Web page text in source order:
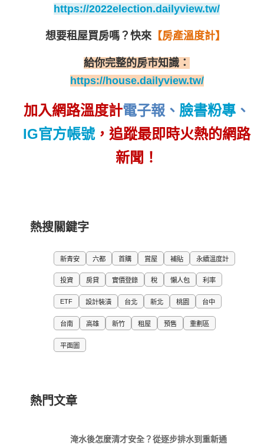
https://2022election.dailyview.tw/
想要租屋買房嗎？ 快來【房產溫度計】
給你完整的房市知識：
https://house.dailyview.tw/
加入網路溫度計電子報 、 臉書粉專 、
IG官方帳號，追蹤最即時火熱的網路
新聞！
熱搜關鍵字
新青安 六都 首購 賞屋 補貼 永續溫度計
投資 房貸 實價登錄 稅 懶人包 利率
ETF 設計裝潢 台北 新北 桃園 台中
台南 高雄 新竹 租屋 預售 重劃區
平面圖
熱門文章
淹水後怎麼清才安全？從逐步排水到重新通